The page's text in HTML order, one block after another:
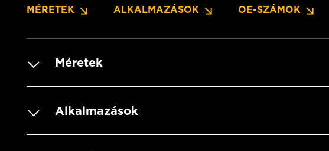
MÉRETEK ALKALMAZÁSOK OE-SZÁMOK
Méretek
Alkalmazások